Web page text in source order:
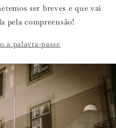
ser breves e que vai
pela compreensão!
a palavra-passe